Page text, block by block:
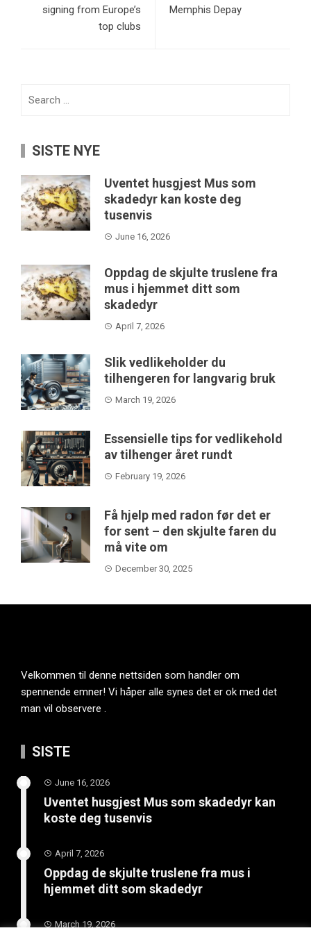
signing from Europe’s
top clubs
Memphis Depay
SISTE NYE
Uventet husgjest Mus som
skadedyr kan koste deg
tusenvis
June 16, 2026
Oppdag de skjulte truslene fra
mus i hjemmet ditt som
skadedyr
April 7, 2026
Slik vedlikeholder du
tilhengeren for langvarig bruk
March 19, 2026
Essensielle tips for vedlikehold
av tilhenger året rundt
February 19, 2026
Få hjelp med radon før det er
for sent – den skjulte faren du
må vite om
December 30, 2025
Velkommen til denne nettsiden som handler om
spennende emner! Vi håper alle synes det er ok med det
man vil observere .
SISTE
June 16, 2026
Uventet husgjest Mus som skadedyr kan
koste deg tusenvis
April 7, 2026
Oppdag de skjulte truslene fra mus i
hjemmet ditt som skadedyr
March 19, 2026